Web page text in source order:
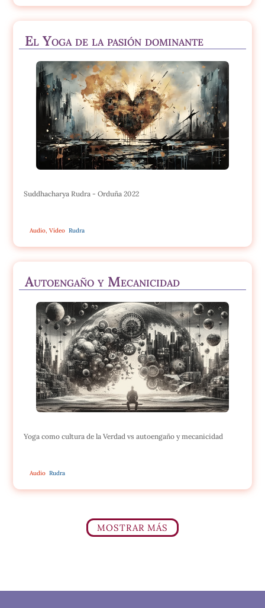
El Yoga de la pasión dominante
Suddhacharya Rudra - Orduña 2022
Audio,Vídeo Rudra
Autoengaño y Mecanicidad
Yoga como cultura de la Verdad vs autoengaño y mecanicidad
Audio Rudra
MOSTRAR MÁS